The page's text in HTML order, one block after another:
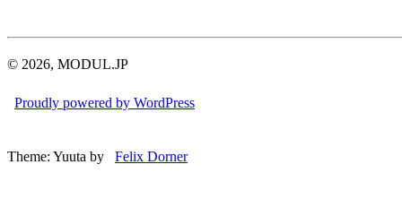
© 2026, MODUL.JP
Proudly powered by WordPress
Theme: Yuuta by Felix Dorner